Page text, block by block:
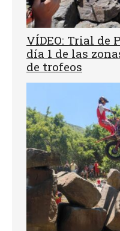
VÍDEO: Trial de
día 1 de las
de trofeos